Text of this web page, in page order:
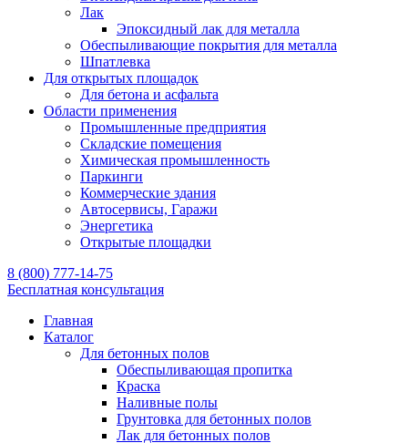
Лак
Эпоксидный лак для металла
Обеспыливающие покрытия для металла
Шпатлевка
Для открытых площадок
Для бетона и асфальта
Области применения
Промышленные предприятия
Складские помещения
Химическая промышленность
Паркинги
Коммерческие здания
Автосервисы, Гаражи
Энергетика
Открытые площадки
8 (800) 777-14-75
Бесплатная консультация
Главная
Каталог
Для бетонных полов
Обеспыливающая пропитка
Краска
Наливные полы
Грунтовка для бетонных полов
Лак для бетонных полов